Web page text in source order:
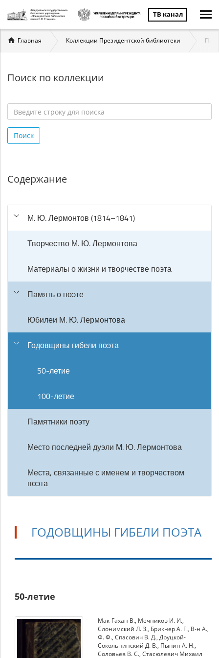
ТВ канал
Вы
здесь
Главная Коллекции Президентской библиотеки
Поиск по коллекции
строку
для
Поиск
Содержание
М. Ю. Лермонтов (1814–1841)
Творчество М. Ю. Лермонтова
Материалы о жизни и творчестве поэта
Память о поэте
Юбилеи М. Ю. Лермонтова
Годовщины гибели поэта
50-летие
100-летие
Памятники поэту
Место последней дуэли М. Ю. Лермонтова
Места, связанные с именем и творчеством
поэта
ГОДОВЩИНЫ ГИБЕЛИ ПОЭТА
гибели
поэта
50-летие
Мак-Гахан В., Мечников И. И.,
Слонимский Л. З., Брикнер А. Г., В-н А.,
Ф. Ф., Спасович В. Д., Друцкой-
Сокольнинский Д. В., Пыпин А. Н.,
Соловьев В. С., Стасюлевич Михаил